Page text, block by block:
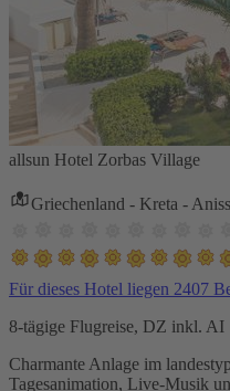
allsun Hotel Zorbas Village
Griechenland - Kreta -
Für dieses Hotel liegen 2407
8-tägige Flugreise, DZ inkl. AI
Charmante Anlage im
Tagesanimation, Live-Musik